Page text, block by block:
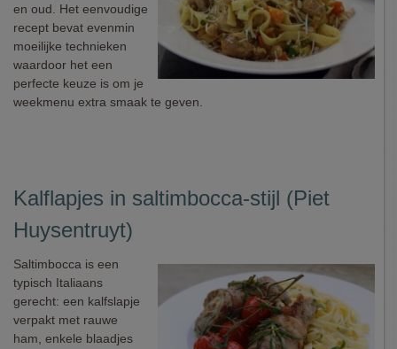
en oud. Het eenvoudige
recept bevat evenmin
moeilijke technieken
waardoor het een
perfecte keuze is om je
weekmenu extra smaak te geven.
Kalflapjes in saltimbocca-stijl (Piet
Huysentruyt)
Saltimbocca is een
typisch Italiaans
gerecht: een kalfslapje
verpakt met rauwe
ham, enkele blaadjes